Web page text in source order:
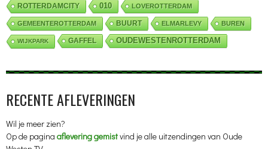
ROTTERDAMCITY 010 LOVEROTTERDAM
GEMEENTEROTTERDAM BUURT ELMARLEVY BUREN
WIJKPARK GAFFEL OUDEWESTENROTTERDAM
RECENTE AFLEVERINGEN
Wil je meer zien?
Op de pagina aflevering gemistvind je alle uitzendingen van Oude